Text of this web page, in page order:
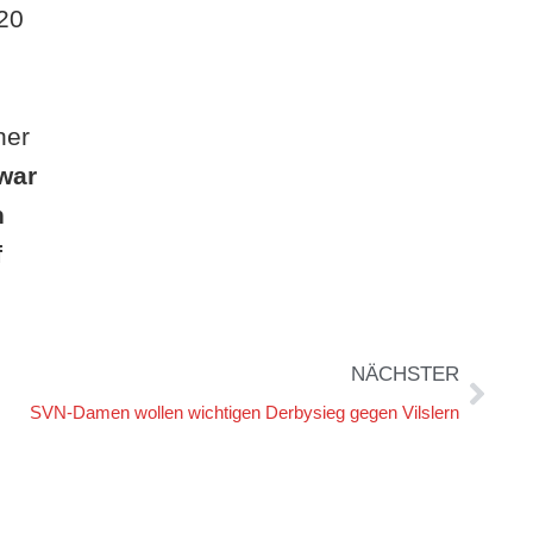
NÄCHSTER
SVN-Damen wollen wichtigen Derbysieg gegen Vilslern